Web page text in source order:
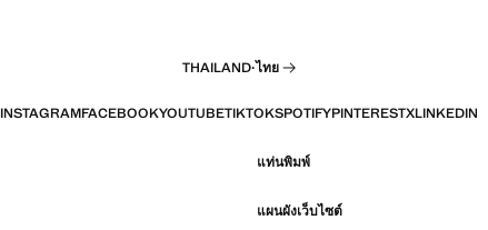
THAILAND·ไทย
INSTAGRAMFACEBOOKYOUTUBETIKTOKSPOTIFYPINTERESTXLINKEDIN
แท่นพิมพ์
แผนผังเว็บไซต์